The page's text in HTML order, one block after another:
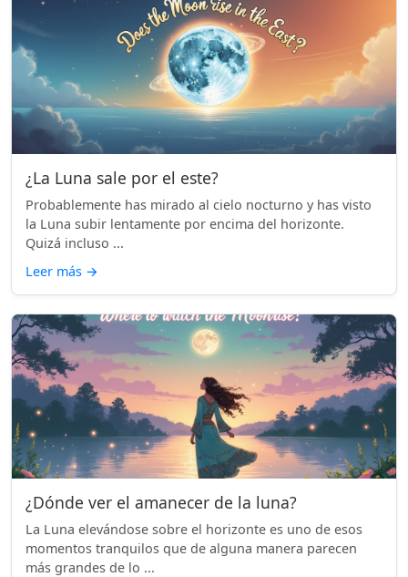
¿La Luna sale por el este?
Probablemente has mirado al cielo nocturno y has visto
la Luna subir lentamente por encima del horizonte.
Quizá incluso ...
Leer más →
¿Dónde ver el amanecer de la luna?
La Luna elevándose sobre el horizonte es uno de esos
momentos tranquilos que de alguna manera parecen
más grandes de lo ...